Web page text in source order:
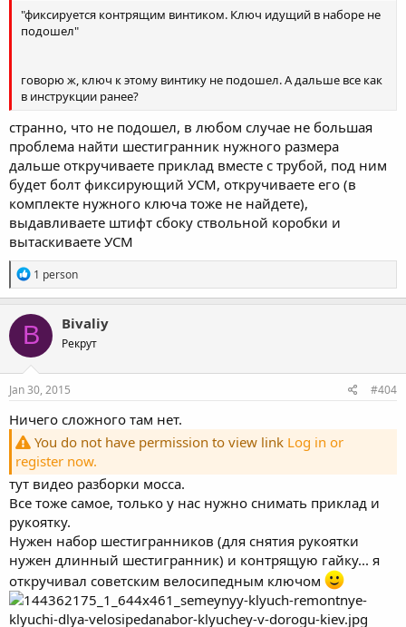
"фиксируется контрящим винтиком. Ключ идущий в наборе не
подошел"
говорю ж, ключ к этому винтику не подошел. А дальше все как
в инструкции ранее?
странно, что не подошел, в любом случае не большая
проблема найти шестигранник нужного размера
дальше откручиваете приклад вместе с трубой, под ним
будет болт фиксирующий УСМ, откручиваете его (в
комплекте нужного ключа тоже не найдете),
выдавливаете штифт сбоку ствольной коробки и
вытаскиваете УСМ
R
e
a
c
t
i
o
n
s
1 person
B Bivaliy
Рекрут
Jan 30, 2015 #404
Ничего сложного там нет.
You do not have permission to view link Log in or
register now.
тут видео разборки мосса.
Все тоже самое, только у нас нужно снимать приклад и
рукоятку.
Нужен набор шестигранников (для снятия рукоятки
нужен длинный шестигранник) и контрящую гайку... я
откручивал советским велосипедным ключом